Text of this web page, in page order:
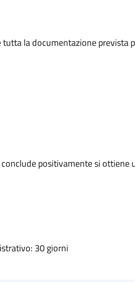
la documentazione prevista
positivamente si ottiene
30 giorni